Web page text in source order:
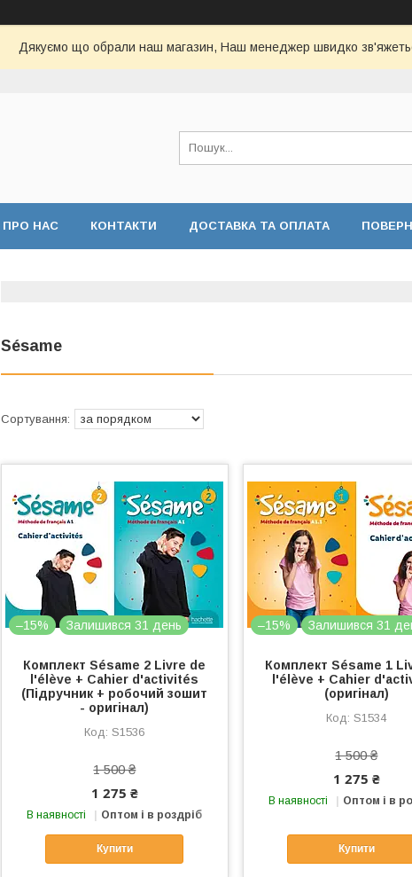
Дякуємо що обрали наш магазин, Наш менеджер швидко
ПРО НАС КОНТАКТИ ДОСТАВКА ТА ОПЛАТА
Sésame
–15% Залишився 31 день
Комплект Sésame 2 Livre de
l'élève + Cahier d'activités
(Підручник + робочий зошит
- оригінал)
S1536
1 500 ₴
1 275 ₴
В наявності Оптом і в роздріб
Купити
–15% Залишився 31
Комплект Sésame 1
l'élève + Cahier
(оригінал)
S1534
1 500 ₴
1 275 ₴
В наявності Оптом і в
Купити